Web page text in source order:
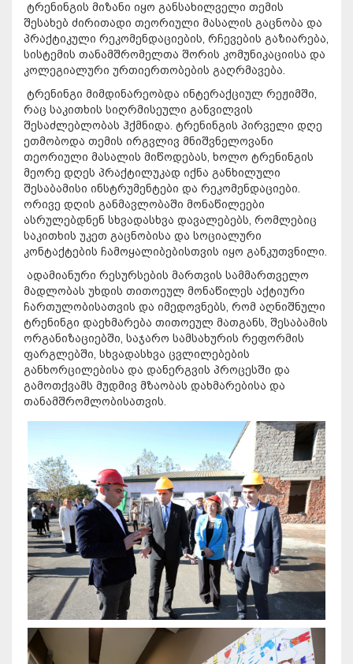
ტრენინგის მიზანი იყო განსახილველი თემის
შესახებ ძირითადი თეორიული მასალის გაცნობა და
პრაქტიკული რეკომენდაციების, რჩევების გაზიარება,
სისტემის თანამშრომელთა შორის კომუნიკაციისა და
კოლეგიალური ურთიერთობების გაღრმავება.
ტრენინგი მიმდინარეობდა ინტერაქციულ რეჟიმში,
რაც საკითხის სიღრმისეული განვილვის
შესაძლებლობას ჰქმნიდა. ტრენინგის პირველი დღე
ეთმობოდა თემის ირგვლივ მნიშვნელოვანი
თეორიული მასალის მიწოდებას, ხოლო ტრენინგის
მეორე დღეს პრაქტილუკად იქნა განხილული
შესაბამისი ინსტრუმენტები და რეკომენდაციები.
ორივე დღის განმავლობაში მონაწილეები
ასრულებდნენ სხვადასხვა დავალებებს, რომლებიც
საკითხის უკეთ გაცნობისა და სოციალური
კონტაქტების ჩამოყალიბებისთვის იყო განკუთვნილი.
ადამიანური რესურსების მართვის სამმართველო
მადლობას უხდის თითოეულ მონაწილეს აქტიური
ჩართულობისათვის და იმედოვნებს, რომ აღნიშნული
ტრენინგი დაეხმარება თითოეულ მათგანს, შესაბამის
ორგანიზაციებში, საჯარო სამსახურის რეფორმის
ფარგლებში, სხვადასხვა ცვლილებების
განხორცილებისა და დანერგვის პროცესში და
გამოთქვამს მუდმივ მზაობას დახმარებისა და
თანამშრომლობისათვის.